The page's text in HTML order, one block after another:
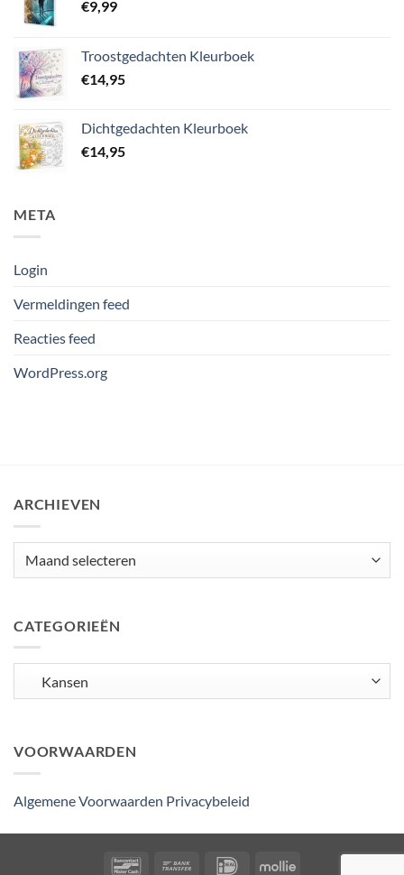
€9,99
Troostgedachten Kleurboek
€14,95
Dichtgedachten Kleurboek
€14,95
META
Login
Vermeldingen feed
Reacties feed
WordPress.org
ARCHIEVEN
CATEGORIEËN
VOORWAARDEN
Algemene Voorwaarden Privacybeleid
BancontactBank IDeal Mollie